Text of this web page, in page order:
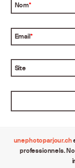
Nom*
Email*
Site
unephotoparjour.ch
professionnels.